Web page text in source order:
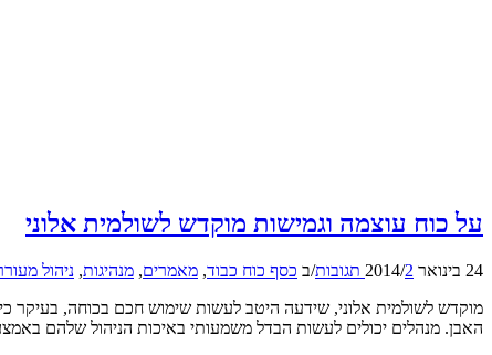
על כוח עוצמה וגמישות מוקדש לשולמית אלוני
24 בינואר 2014 /2 תגובות /ב כסף כוח כבוד, מאמרים, מנהיגות, ניהול
מוקדש לשולמית אלוני, שידעה היטב לעשות שימוש חכם בכוחה, בעיקר
האבן. מנהלים יכולים לעשות הבדל משמעותי באיכות הניהול שלהם